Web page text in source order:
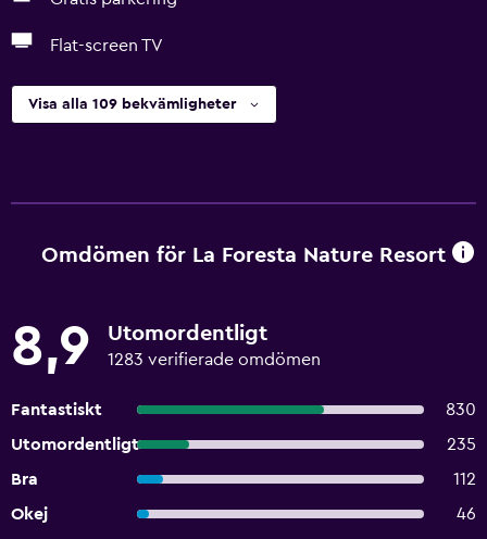
Flat-screen TV
Visa alla 109 bekvämligheter
Omdömen för La Foresta Nature Resort
8,9 Utomordentligt
1283 verifierade omdömen
Fantastiskt
830
Utomordentligt
235
Bra
112
Okej
46